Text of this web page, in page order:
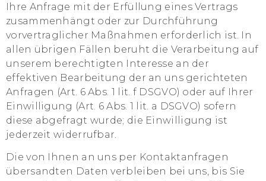
Ihre Anfrage mit der Erfüllung eines Vertrags
zusammenhängt oder zur Durchführung
vorvertraglicher Maßnahmen erforderlich ist. In
allen übrigen Fällen beruht die Verarbeitung auf
unserem berechtigten Interesse an der
effektiven Bearbeitung der an uns gerichteten
Anfragen (Art. 6 Abs. 1 lit. f DSGVO) oder auf Ihrer
Einwilligung (Art. 6 Abs. 1 lit. a DSGVO) sofern
diese abgefragt wurde; die Einwilligung ist
jederzeit widerrufbar.
Die von Ihnen an uns per Kontaktanfragen
übersandten Daten verbleiben bei uns, bis Sie